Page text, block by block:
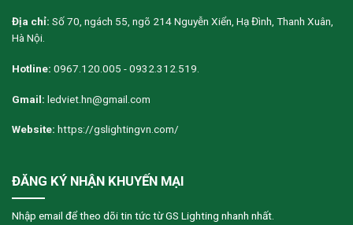
Địa chỉ: Số 70, ngách 55, ngõ 214 Nguyễn Xiển, Hạ Đình, Thanh Xuân,
Hà Nội.
Hotline: 0967.120.005 - 0932.312.519.
Gmail: ledviet.hn@gmail.com
Website: https://gslightingvn.com/
ĐĂNG KÝ NHẬN KHUYẾN MẠI
Nhập email để theo dõi tin tức từ GS Lighting nhanh nhất.